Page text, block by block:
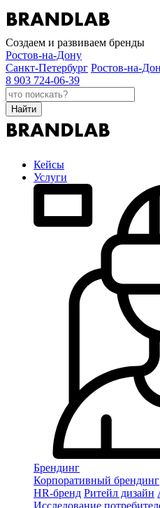
Создаем и развиваем бренды
Ростов-на-Дону
Санкт-Петербург Ростов-на-
8 903 724-06-39
Найти
Кейсы
Услуги
Брендинг
Корпоративный брендинг
НR-бренд Ритейл дизайн
Исследование